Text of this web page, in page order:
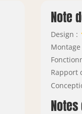
Note
Design :
Montage
Rapport